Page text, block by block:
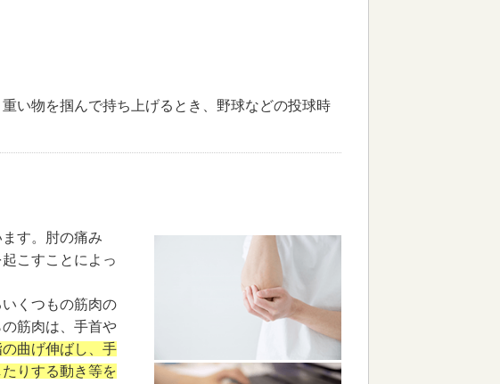
い物を掴んで持ち上げるとき、野球などの投球時
す。肘の痛み
こすことによっ
くつもの筋肉の
筋肉は、手首や
の曲げ伸ばし、手
りする動き等を